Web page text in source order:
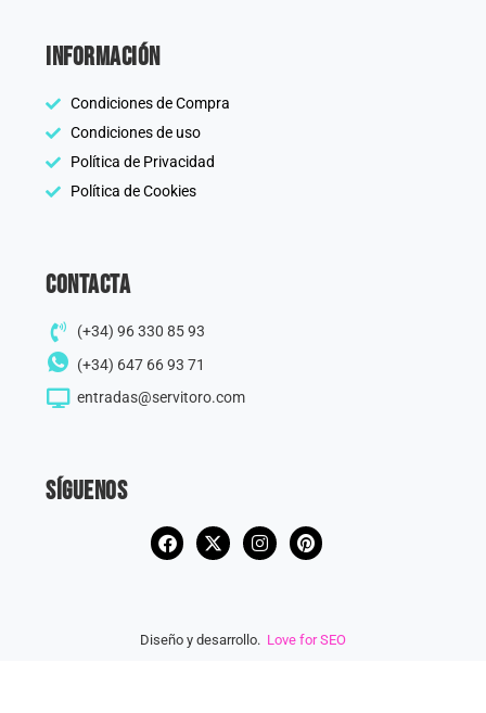
información
Condiciones de Compra
Condiciones de uso
Política de Privacidad
Política de Cookies
Contacta
(+34) 96 330 85 93
(+34) 647 66 93 71
entradas@servitoro.com
Síguenos
Diseño y desarrollo. Love for SEO